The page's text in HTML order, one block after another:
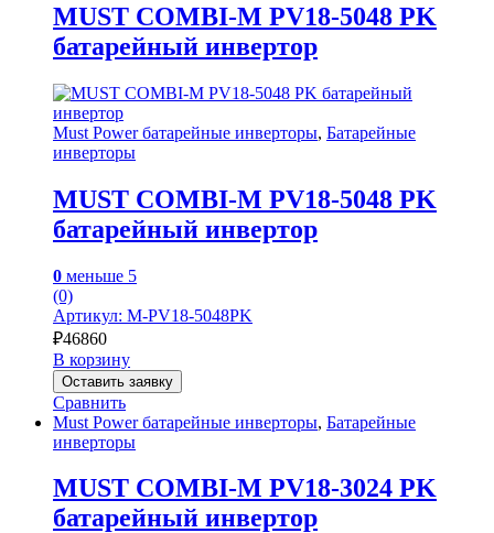
MUST COMBI-M PV18-5048 PK
батарейный инвертор
Must Power батарейные инверторы, Батарейные
инверторы
MUST COMBI-M PV18-5048 PK
батарейный инвертор
0 меньше 5
(0)
Артикул: M-PV18-5048PK
₽46860
В корзину
Оставить заявку
Сравнить
Must Power батарейные инверторы, Батарейные
инверторы
MUST COMBI-M PV18-3024 PK
батарейный инвертор